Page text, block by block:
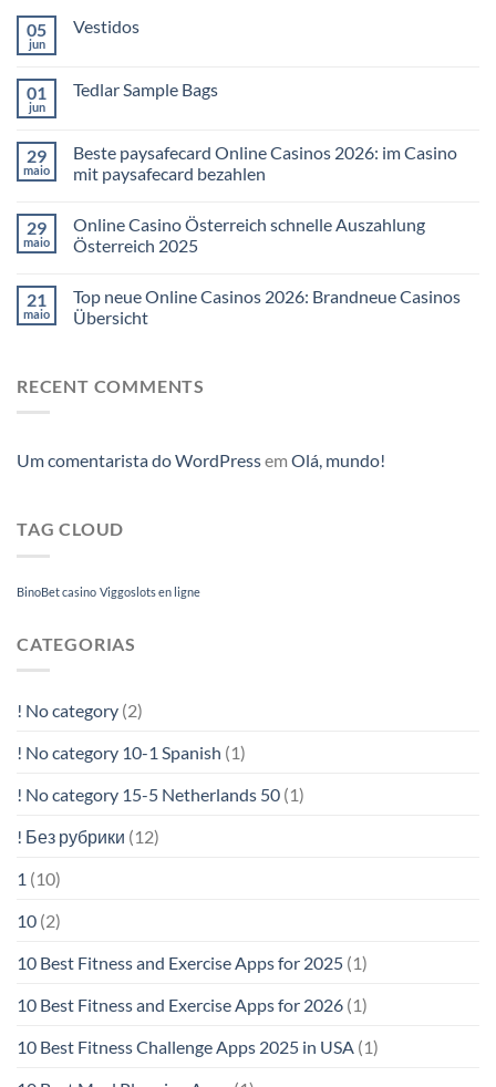
05
jun
Vestidos
01
jun
Tedlar Sample Bags
29
maio
Beste paysafecard Online Casinos 2026: im Casino
mit paysafecard bezahlen
29
maio
Online Casino Österreich schnelle Auszahlung
Österreich 2025
21
maio
Top neue Online Casinos 2026: Brandneue Casinos
Übersicht
RECENT COMMENTS
Um comentarista do WordPressem Olá, mundo!
TAG CLOUD
BinoBet casino Viggoslots en ligne
CATEGORIAS
! No category (2)
! No category 10-1 Spanish (1)
! No category 15-5 Netherlands 50 (1)
! Без рубрики (12)
1 (10)
10 (2)
10 Best Fitness and Exercise Apps for 2025 (1)
10 Best Fitness and Exercise Apps for 2026 (1)
10 Best Fitness Challenge Apps 2025 in USA (1)